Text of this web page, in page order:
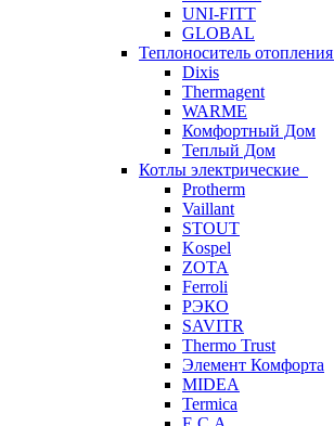
UNI-FITT
GLOBAL
Теплоноситель отопления
Dixis
Thermagent
WARME
Комфортный Дом
Теплый Дом
Котлы электрические
Protherm
Vaillant
STOUT
Kospel
ZOTA
Ferroli
РЭКО
SAVITR
Thermo Trust
Элемент Комфорта
MIDEA
Termica